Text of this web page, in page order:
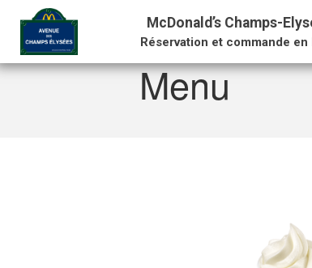
McDonald’s Champs-
Réservation et commande en
Accueil / Menu Dessert / Le
Menu